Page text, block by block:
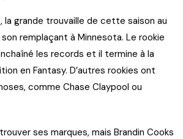
la grande trouvaille de cette saison au
remplaçant à Minnesota. Le rookie
les records et il termine à la
en Fantasy. D’autres rookies ont
comme Chase Claypool ou
ses marques, mais Brandin Cooks